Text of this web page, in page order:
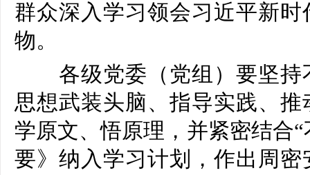
群众深入学习领会习近平新
物。
各级党委（党组）要坚持
思想武装头脑、指导实践、
学原文、悟原理，并紧密结合
要》纳入学习计划，作出周